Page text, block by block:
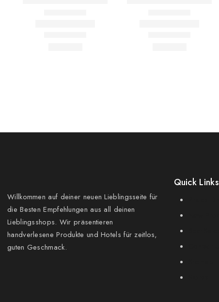
Willkommen auf deiner neuen Lieblingsseite für
die Besten Empfehlungen aus all deinen
Lieblingsshops. Wir präsentieren
handverlesene Produkte und Hotels für zeitlos,
guten Geschmack.
Quick Links